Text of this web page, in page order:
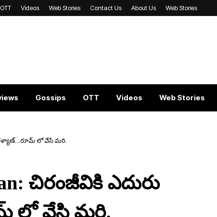
OTT Videos Web Stories Contact Us About Us Web Stories
Gossips OTT Videos Web Stories
క‌ళ్యాణ్‌…రూమ్ లో వేసి మ‌రి.
చిరంజీవికి ఎదురు
లో వేసి మ‌రి.